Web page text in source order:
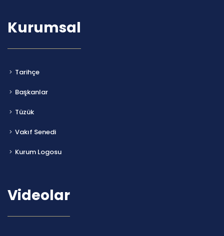
Kurumsal
Tarihçe
Başkanlar
Tüzük
Vakıf Senedi
Kurum Logosu
Videolar